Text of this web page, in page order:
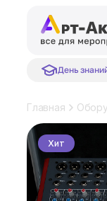
День
Главная
Хит